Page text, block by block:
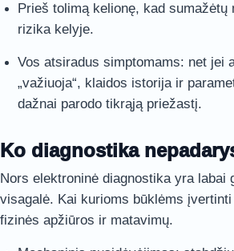
Prieš tolimą kelionę, kad sumažėtų
rizika kelyje.
Vos atsiradus simptomams: net jei
„važiuoja“, klaidos istorija ir
dažnai parodo tikrąją priežastį.
Ko diagnostika
Nors elektroninė diagnostika yra labai
visagalė. Kai kurioms būklėms
fizinės apžiūros ir matavimų.